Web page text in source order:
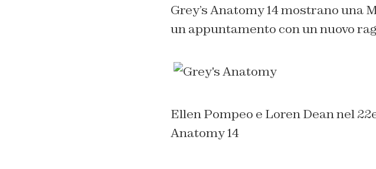
Grey’s Anatomy 14 mostrano una
un appuntamento con un nuovo
Ellen Pompeo e Loren Dean nel
Anatomy 14